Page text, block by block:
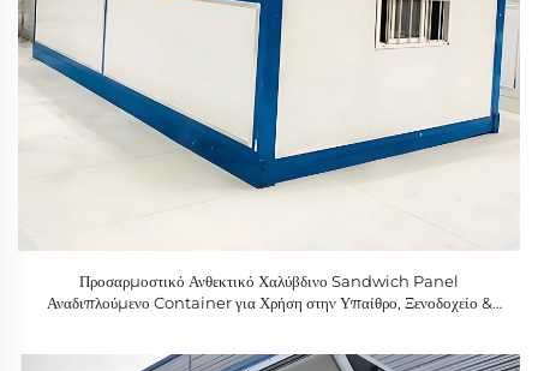
Προσαρμοστικό Ανθεκτικό Χαλύβδινο Sandwich Panel
Αναδιπλούμενο Container για Χρήση στην Υπαίθρο, Ξενοδοχείο &